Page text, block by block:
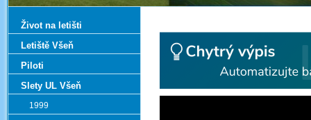
Život na letišti
Letiště Všeň
Piloti
Slety UL Všeň
1999